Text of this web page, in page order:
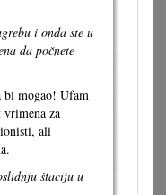
i onda ste u
da počnete
bi mogao! Ufam
vrimena za
ali
štaciju u